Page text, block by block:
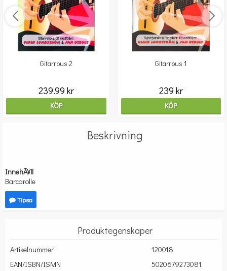
Gitarrbus 2
239.99 kr
KÖP
Gitarrbus 1
239 kr
KÖP
Beskrivning
InnehÃ¥ll
Barcarolle
Tipsa
Produktegenskaper
Artikelnummer
120018
EAN/ISBN/ISMN
5020679273081